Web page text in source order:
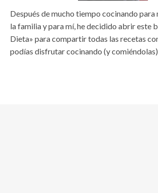
Después de mucho tiempo cocinando para
la familia y para mí, he decidido abrir este
Dieta» para compartir todas las recetas
podías disfrutar cocinando (y